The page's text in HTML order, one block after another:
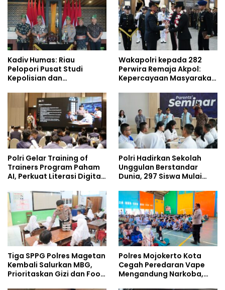
Kadiv Humas: Riau
Pelopori Pusat Studi
Kepolisian dan
Policing Masuki Babak
Wakapolri kepada 282
Perwira Remaja Akpol:
Kepercayaan Masyarakat
Polri Gelar Training of
Trainers Program Paham
AI, Perkuat Literasi Digital
Polri Hadirkan Sekolah
Unggulan Berstandar
Dunia, 297 Siswa Mulai
Tiga SPPG Polres Magetan
Kembali Salurkan MBG,
Prioritaskan Gizi dan Food
Polres Mojokerto Kota
Cegah Peredaran Vape
Mengandung Narkoba,